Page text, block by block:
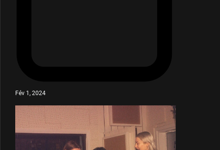
Fév 1, 2024